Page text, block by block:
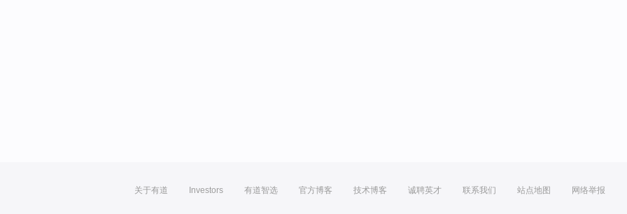
关于有道 Investors 有道智选 官方博客 技术博客 诚聘英才 联系我们 站点地图 网络举报